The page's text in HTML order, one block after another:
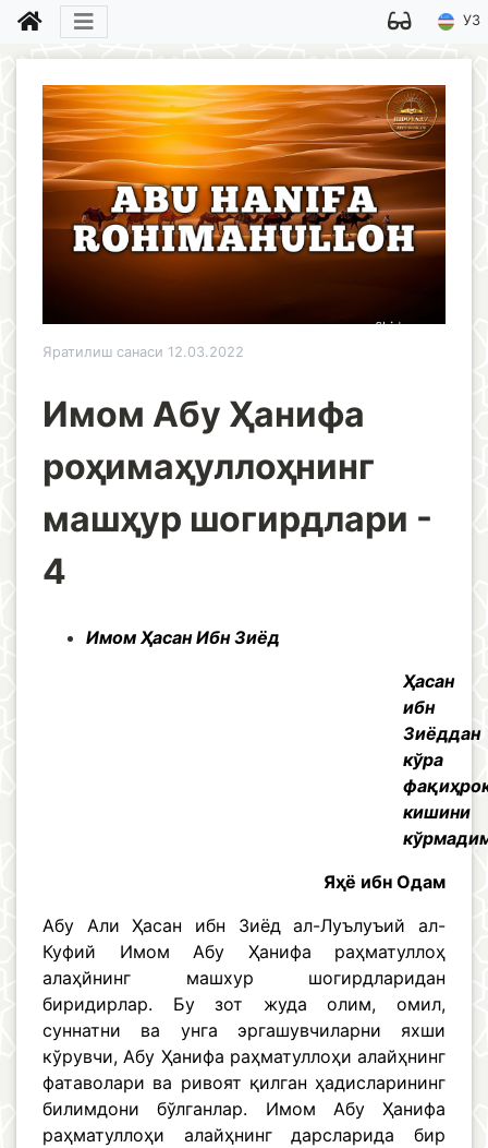
УЗ
Яратилиш санаси 12.03.2022
Имом Абу Ҳанифа
роҳимаҳуллоҳнинг
машҳур шогирдлари -
4
Имом Ҳасан Ибн Зиёд
Ҳасан
ибн
Зиёддан
кўра
кишини
Яҳё ибн Одам
Абу Али Ҳасан ибн Зиёд ал-Луълуъий ал-
Куфий Имом Абу Ҳанифа раҳматуллоҳ
алаҳйнинг машхур шогирдларидан
биридирлар. Бу зот жуда олим, омил,
суннатни ва унга эргашувчиларни яхши
кўрувчи, Абу Ҳанифа раҳматуллоҳи алайҳнинг
фатаволари ва ривоят қилган ҳадисларининг
билимдони бўлганлар. Имом Абу Ҳанифа
раҳматуллоҳи алайҳнинг дарсларида бир